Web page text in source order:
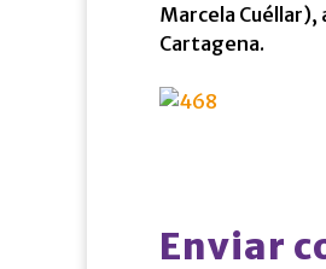
Marcela Cuéllar),
Cartagena.
Enviar